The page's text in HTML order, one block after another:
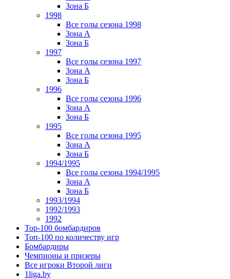
Зона Б
1998
Все голы сезона 1998
Зона А
Зона Б
1997
Все голы сезона 1997
Зона А
Зона Б
1996
Все голы сезона 1996
Зона А
Зона Б
1995
Все голы сезона 1995
Зона А
Зона Б
1994/1995
Все голы сезона 1994/1995
Зона А
Зона Б
1993/1994
1992/1993
1992
Top-100 бомбардиров
Топ-100 по количеству игр
Бомбардиры
Чемпионы и призеры
Все игроки Второй лиги
1liga.by